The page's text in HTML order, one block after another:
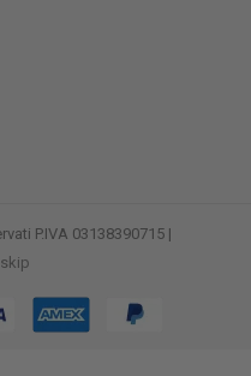
P.IVA 03138390715 |